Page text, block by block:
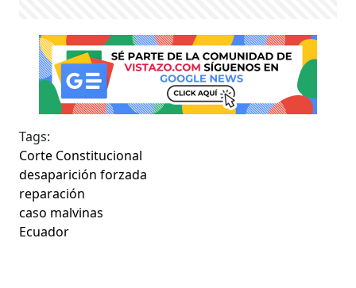
Tags:
Corte Constitucional
desaparición forzada
reparación
caso malvinas
Ecuador